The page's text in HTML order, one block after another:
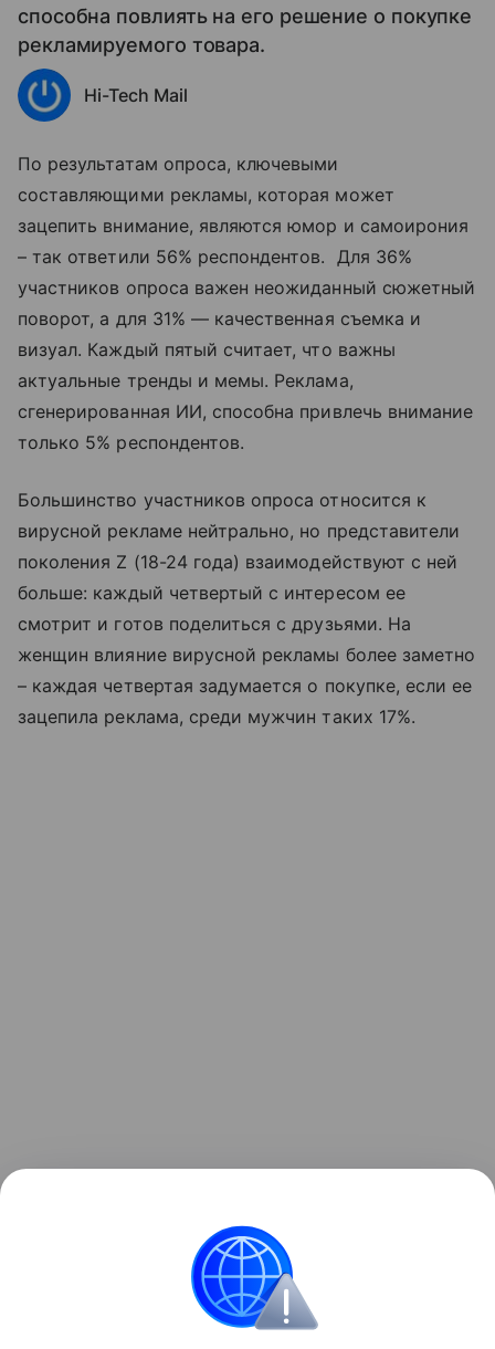
способна повлиять на его решение о покупке
рекламируемого товара.
Hi-Tech Mail
По результатам опроса, ключевыми
составляющими рекламы, которая может
зацепить внимание, являются юмор и самоирония
– так ответили 56% респондентов. Для 36%
участников опроса важен неожиданный сюжетный
поворот, а для 31% — качественная съемка и
визуал. Каждый пятый считает, что важны
актуальные тренды и мемы. Реклама,
сгенерированная ИИ, способна привлечь внимание
только 5% респондентов.
Большинство участников опроса относится к
вирусной рекламе нейтрально, но представители
поколения Z (18-24 года) взаимодействуют с ней
больше: каждый четвертый с интересом ее
смотрит и готов поделиться с друзьями. На
женщин влияние вирусной рекламы более заметно
– каждая четвертая задумается о покупке, если ее
зацепила реклама, среди мужчин таких 17%.
респондентов со всей России.